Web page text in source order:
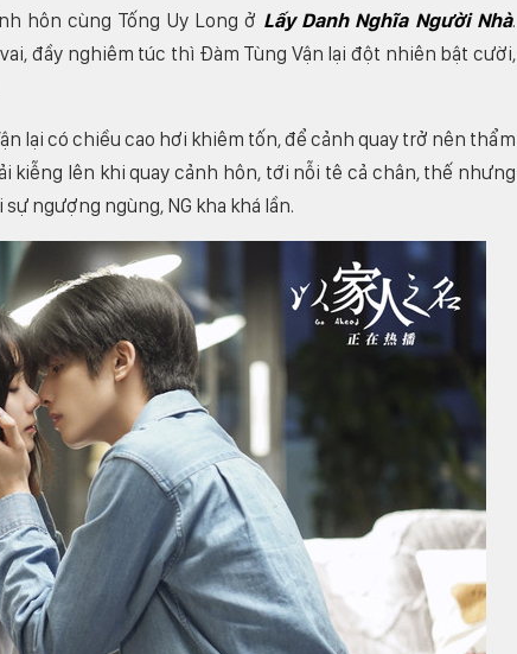
hôn cùng Tống Uy Long ở Lấy Danh Nghĩa Người Nhà.
đầy nghiêm túc thì Đàm Tùng Vận lại đột nhiên bật cười,
lại có chiều cao hơi khiêm tốn, để cảnh quay trở nên thẩm
kiễng lên khi quay cảnh hôn, tới nỗi tê cả chân, thế nhưng
ngượng ngùng, NG kha khá lần.